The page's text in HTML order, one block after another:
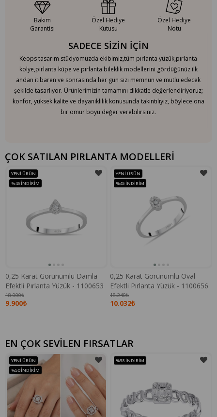
SADECE SİZİN İÇİN
Keops tasarım stüdyomuzda ekibimiz,tüm pırlanta yüzük,pırlanta
kolye,pırlanta küpe ve pırlanta bileklik modellerini gördüğünüz ilk
andan itibaren ve sonrasında her gün sizi memnun ve mutlu edecek
şekilde tasarlıyor. Ürünlerimizin tamamını dikkatle değerlendiriyoruz;
konfor, yüksek kalite ve dayanıklılık konusunda takıntılıyız, böylece ona
bir ömür boyu değer verebilirsiniz.
Bakım
Garantisi
Özel Hediye
Kutusu
Özel Hediye
Notu
ÇOK SATILAN PIRLANTA MODELLERİ
0,25 Karat Görünümlü Damla
Efektli Pırlanta Yüzük - 1100653
9.900₺
18.000₺
YENI ÜRÜN
%45 İNDIRIM
0,25 Karat Görünümlü Oval
Efektli Pırlanta Yüzük - 1100656
10.032₺
18.240₺
YENI ÜRÜN
%45 İNDIRIM
EN ÇOK SEVİLEN FIRSATLAR
YENI ÜRÜN
%50 İNDIRIM
%38 İNDIRIM